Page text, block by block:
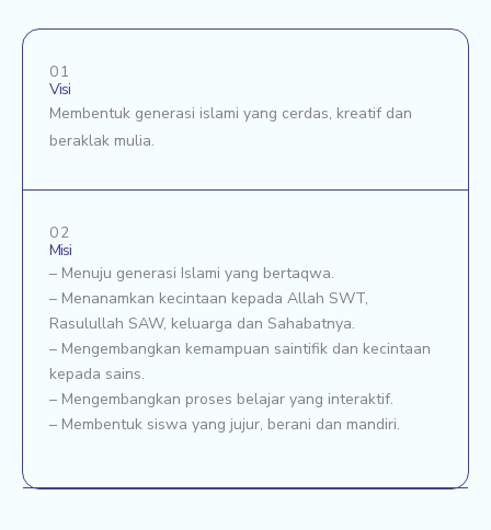
01
Visi
Membentuk generasi islami yang cerdas, kreatif dan
beraklak mulia.
02
Misi
– Menuju generasi Islami yang bertaqwa.
– Menanamkan kecintaan kepada Allah SWT,
Rasulullah SAW, keluarga dan Sahabatnya.
– Mengembangkan kemampuan saintifik dan kecintaan
kepada sains.
– Mengembangkan proses belajar yang interaktif.
– Membentuk siswa yang jujur, berani dan mandiri.